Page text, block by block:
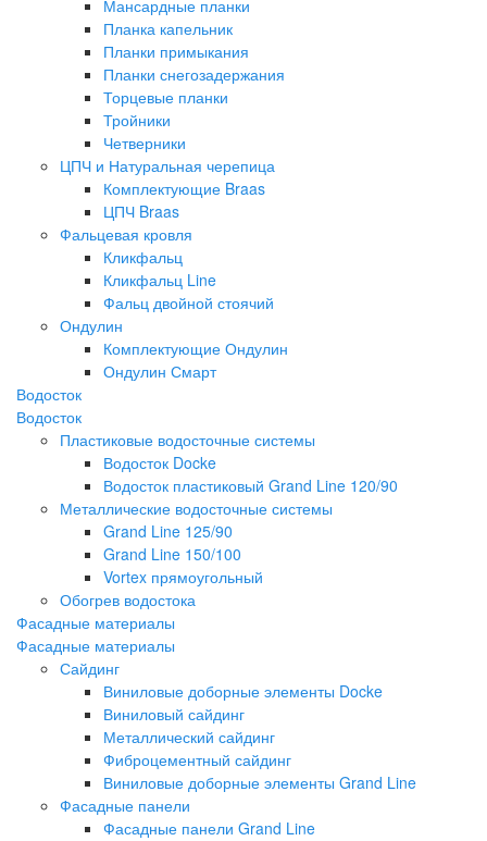
Мансардные планки
Планка капельник
Планки примыкания
Планки снегозадержания
Торцевые планки
Тройники
Четверники
ЦПЧ и Натуральная черепица
Комплектующие Braas
ЦПЧ Braas
Фальцевая кровля
Кликфальц
Кликфальц Line
Фальц двойной стоячий
Ондулин
Комплектующие Ондулин
Ондулин Смарт
Водосток
Водосток
Пластиковые водосточные системы
Водосток Docke
Водосток пластиковый Grand Line 120/90
Металлические водосточные системы
Grand Line 125/90
Grand Line 150/100
Vortex прямоугольный
Обогрев водостока
Фасадные материалы
Фасадные материалы
Сайдинг
Виниловые доборные элементы Docke
Виниловый сайдинг
Металлический сайдинг
Фиброцементный сайдинг
Виниловые доборные элементы Grand Line
Фасадные панели
Фасадные панели Grand Line